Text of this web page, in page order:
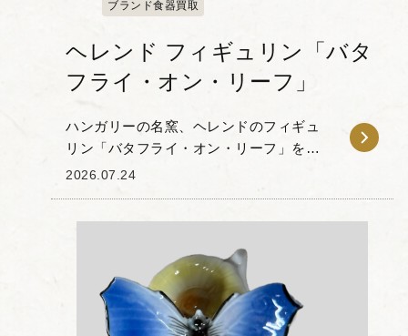
ブランド食器買取
ヘレンド フィギュリン「バタ
フライ・オン・リーフ」
ハンガリーの名窯、ヘレンドのフィギュ
リン「バタフライ・オン・リーフ」をお
譲りいただきました。 本作は、深緑の木
2026.07.24